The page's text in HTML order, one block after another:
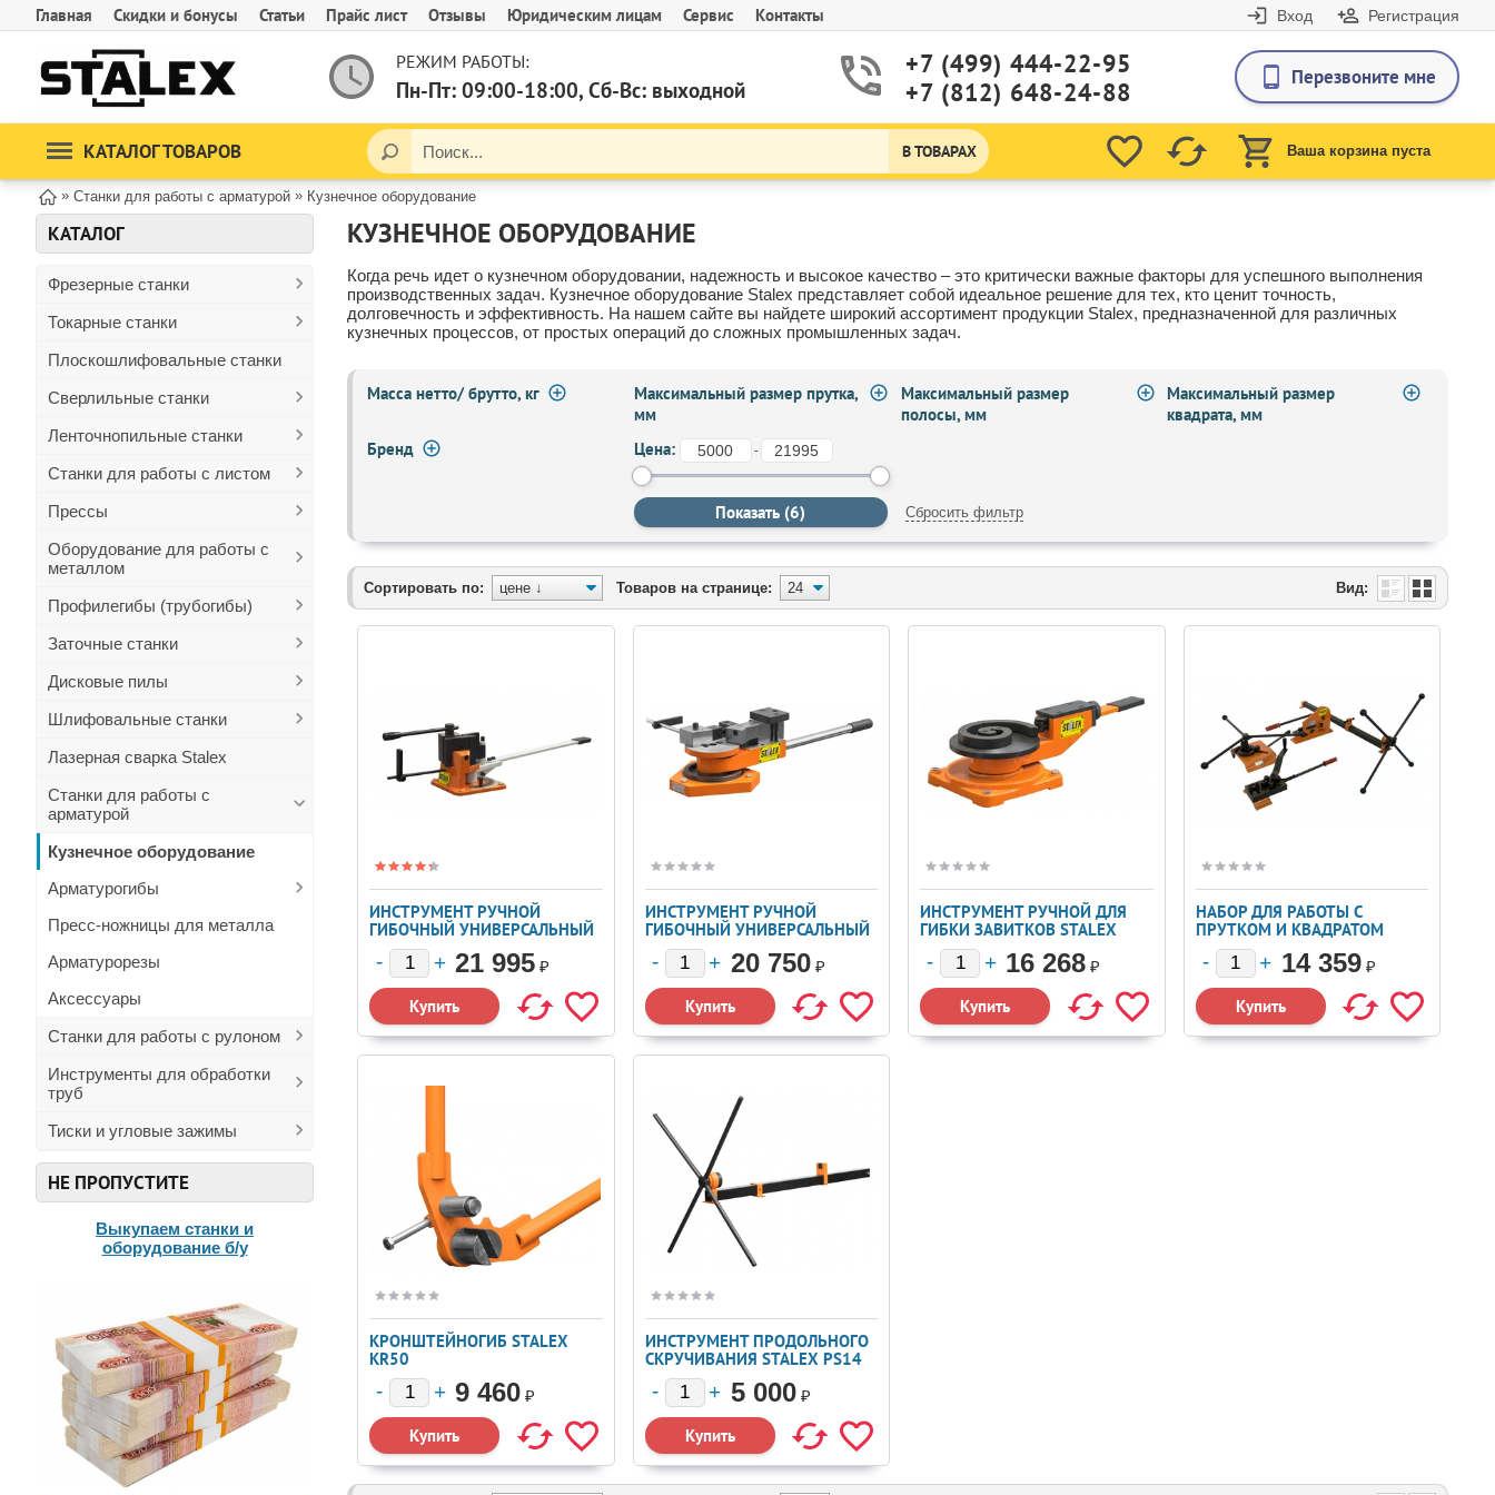
Главная Скидки и бонусы Статьи Прайс лист Отзывы Юридическим лицам Сервис Контакты Вход Регистрация
РЕЖИМ РАБОТЫ:
Пн-Пт: 09:00-18:00, Сб-Вс: выходной
+7 (499) 444-22-95
+7 (812) 648-24-88
Перезвоните мне
КАТАЛОГ ТОВАРОВ Ваша корзина пуста
В ТОВАРАХ
» Станки для работы с арматурой » Кузнечное оборудование
КАТАЛОГ
Фрезерные станки
Токарные станки
Плоскошлифовальные станки
Сверлильные станки
Ленточнопильные станки
Станки для работы с листом
Прессы
Оборудование для работы с
металлом
Профилегибы (трубогибы)
Заточные станки
Дисковые пилы
Шлифовальные станки
Лазерная сварка Stalex
Станки для работы с
арматурой
Кузнечное оборудование
Арматурогибы
Пресс-ножницы для металла
Арматурорезы
Аксессуары
Станки для работы с рулоном
Инструменты для обработки
труб
Тиски и угловые зажимы
НЕ ПРОПУСТИТЕ
Выкупаем станки и
оборудование б/у
КУЗНЕЧНОЕ ОБОРУДОВАНИЕ
Когда речь идет о кузнечном оборудовании, надежность и высокое качество – это критически важные факторы для успешного выполнения
производственных задач. Кузнечное оборудование Stalex представляет собой идеальное решение для тех, кто ценит точность,
долговечность и эффективность. На нашем сайте вы найдете широкий ассортимент продукции Stalex, предназначенной для различных
кузнечных процессов, от простых операций до сложных промышленных задач.
Масса нетто/ брутто, кг
Максимальный размер прутка,
мм
Максимальный размер
полосы, мм
Максимальный размер
квадрата, мм
Бренд
Цена: -
Сбросить фильтр
Сортировать по: Товаров на странице: Вид:
ИНСТРУМЕНТ РУЧНОЙ
ГИБОЧНЫЙ УНИВЕРСАЛЬНЫЙ
STALEX UB-100
21 995 ₽
ИНСТРУМЕНТ РУЧНОЙ
ГИБОЧНЫЙ УНИВЕРСАЛЬНЫЙ
STALEX SBG-40
20 750 ₽
ИНСТРУМЕНТ РУЧНОЙ ДЛЯ
ГИБКИ ЗАВИТКОВ STALEX
SBG-30
16 268 ₽
НАБОР ДЛЯ РАБОТЫ С
ПРУТКОМ И КВАДРАТОМ
STALEX W2
14 359 ₽
КРОНШТЕЙНОГИБ STALEX
KR50
9 460 ₽
ИНСТРУМЕНТ ПРОДОЛЬНОГО
СКРУЧИВАНИЯ STALEX PS14
5 000 ₽